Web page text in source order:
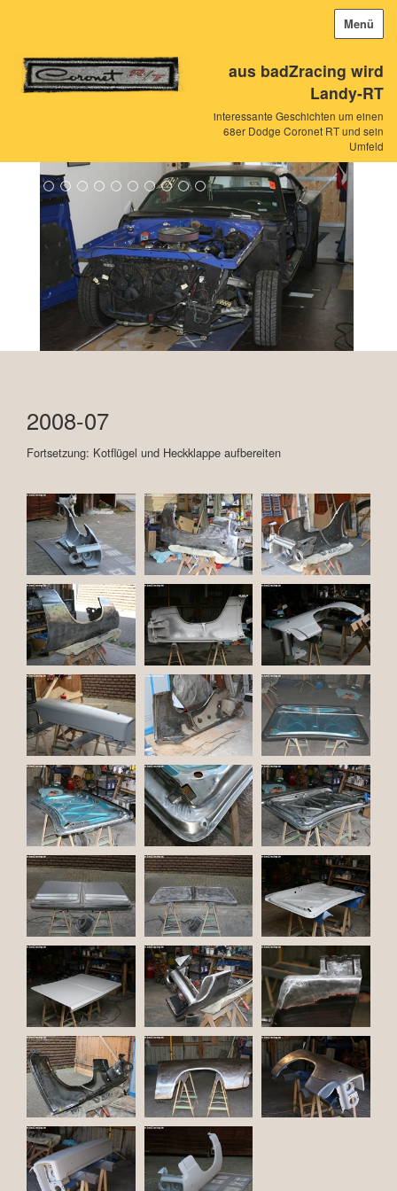
aus badZracing wird
Landy-RT
interessante Geschichten um einen
68er Dodge Coronet RT und sein
Umfeld
Menü
2008-07
Fortsetzung: Kotflügel und Heckklappe aufbereiten